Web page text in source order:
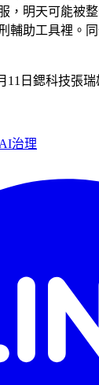
，明天可能被
輔助工具裡。
11日鍶科技張
AI治理